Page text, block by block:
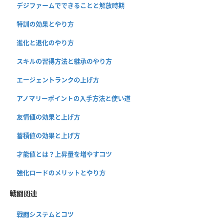
デジファームでできることと解放時期
特訓の効果とやり方
進化と退化のやり方
スキルの習得方法と継承のやり方
エージェントランクの上げ方
アノマリーポイントの入手方法と使い道
友情値の効果と上げ方
蓄積値の効果と上げ方
才能値とは？上昇量を増やすコツ
強化ロードのメリットとやり方
戦闘関連
戦闘システムとコツ